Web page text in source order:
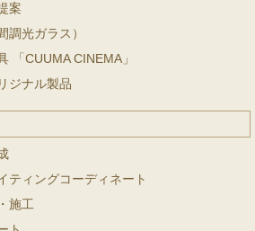
案
調光ガラス）
「CUUMA CINEMA」
ジナル製品
ティングコーディネート
施工